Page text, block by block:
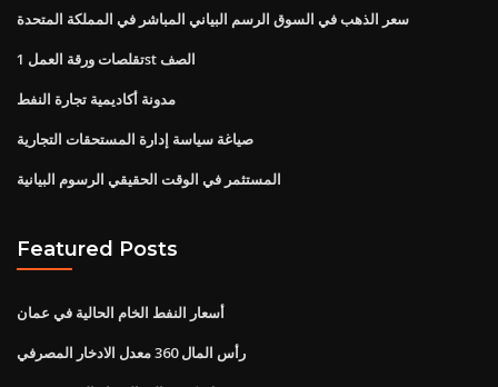
سعر الذهب في السوق الرسم البياني المباشر في المملكة المتحدة
تقلصات ورقة العمل 1st الصف
مدونة أكاديمية تجارة النفط
صياغة سياسة إدارة المستحقات التجارية
المستثمر في الوقت الحقيقي الرسوم البيانية
Featured Posts
أسعار النفط الخام الحالية في عمان
رأس المال 360 معدل الادخار المصرفي